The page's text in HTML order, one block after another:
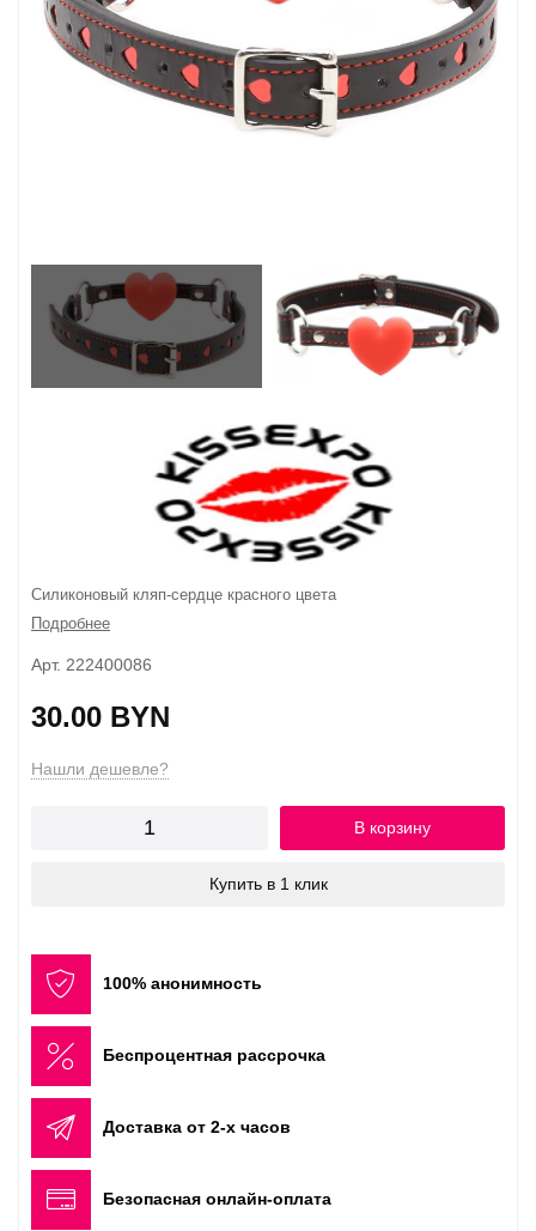
Силиконовый кляп-сердце красного цвета
Подробнее
Арт. 222400086
30.00 BYN
Нашли дешевле?
В корзину
Купить в 1 клик
100% анонимность
Беспроцентная рассрочка
Доставка от 2-х часов
Безопасная онлайн-оплата